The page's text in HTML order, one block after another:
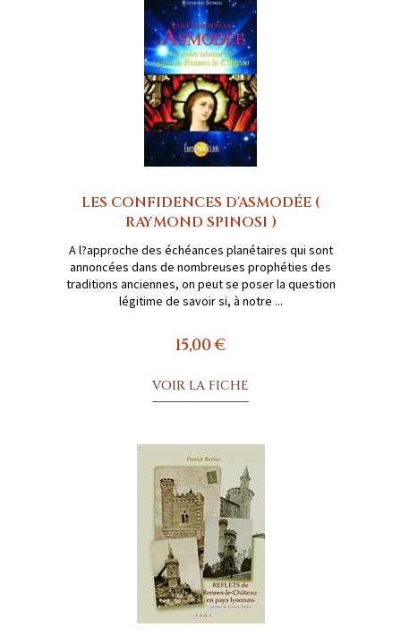
LES CONFIDENCES D'ASMODÉE (
RAYMOND SPINOSI )
A l?approche des échéances planétaires qui sont
annoncées dans de nombreuses prophéties des
traditions anciennes, on peut se poser la question
légitime de savoir si, à notre ...
15,00 €
VOIR LA FICHE